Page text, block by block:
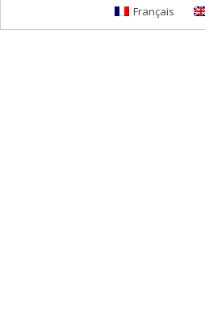
Français